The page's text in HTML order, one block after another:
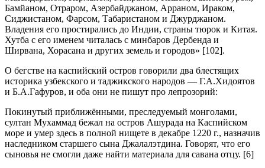
Бамйаном, Отраром, Азербайджаном, Арраном, Ираком,
Сиджистаном, Фарсом, Табаристаном и Джурджаном.
Владения его простирались до Индии, страны тюрок и Китая.
Хутба с его именем читалась с минбаров Дербенда и
Ширвана, Хорасана и других земель и городов» [102].
О бегстве на каспийский остров говорили два блестящих
историка узбекского и таджикского народов — Г.А.Хидоятов
и Б.А.Гафуров, и оба они не пишут про лепрозорий:
Покинутый приближёнными, преследуемый монголами,
султан Мухаммад бежал на остров Ашурада на Каспийском
море и умер здесь в полной нищете в декабре 1220 г., назначив
наследником старшего сына Джалалэтдина. Говорят, что его
сыновья не смогли даже найти материала для савана отцу. [6]